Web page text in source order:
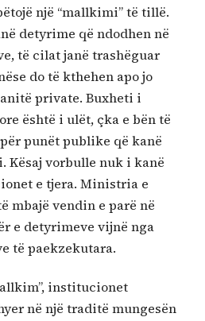
një “mallkimi” të tillë.
detyrime që ndodhen në
të cilat janë trashëguar
do të kthehen apo jo
private. Buxheti i
është i ulët, çka e bën të
punët publike që kanë
Kësaj vorbulle nuk i kanë
e tjera. Ministria e
mbajë vendin e parë në
e detyrimeve vijnë nga
të paekzekutara.
institucionet
në një traditë mungesën